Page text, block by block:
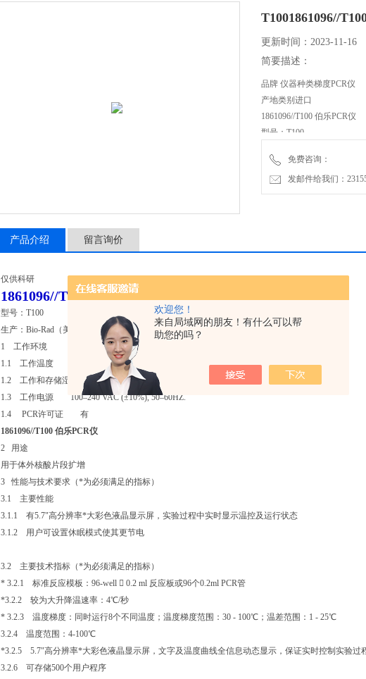
欢迎您！
来自局域网的朋友！有什么可以帮
助您的吗？
T1001861096//
更新时间：2023-11-16
简要描述：
品牌 仪器种类梯度PCR仪
产地类别进口
1861096//T100 伯乐PCR仪
型号：T100
1工作环境
1.1工作温度15-31℃
1.2工作和存储湿度20-80%
免费咨询：
发邮件给我们：
产品介绍 留言询价
仅供科研
1861096//T100 伯乐PCR仪
型号：T100
生产：Bio-Rad（美国伯乐公司）
1 工作环境
1.1 工作温度 15-31℃
1.2 工作和存储湿度 20-80%
1.3 工作电源 100–240 VAC (±10%), 50–60HZ.
1.4 PCR许可证 有
1861096//T100 伯乐PCR仪
2 用途
用于体外核酸片段扩增
3 性能与技术要求（*为必须满足的指标）
3.1 主要性能
3.1.1 有5.7"高分辨率*大彩色液晶显示屏，实验过程中实时显示温控及运行状态
3.1.2 用户可设置休眠模式使其更节电
3.2 主要技术指标（*为必须满足的指标）
* 3.2.1 标准反应模板：96-well  0.2 ml 反应板或96个0.2ml PCR管
*3.2.2 较为大升降温速率：4℃/秒
* 3.2.3 温度梯度：同时运行8个不同温度；温度梯度范围：30 - 100℃；温差范围：1 - 25℃
3.2.4 温度范围：4-100℃
*3.2.5 5.7"高分辨率*大彩色液晶显示屏，文字及温度曲线全信息动态显示，保证实时控制实验过
3.2.6 可存储500个用户程序